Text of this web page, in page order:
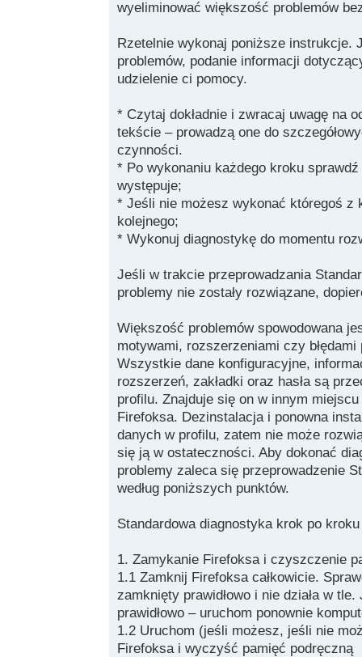
wyeliminować większość problemów
Rzetelnie wykonaj poniższe instrukcje.
problemów, podanie informacji
udzielenie ci pomocy.
* Czytaj dokładnie i zwracaj uwagę na
tekście – prowadzą one do
czynności.
* Po wykonaniu każdego kroku
występuje;
* Jeśli nie możesz wykonać któregoś z
kolejnego;
* Wykonuj diagnostykę do momentu
Jeśli w trakcie przeprowadzania
problemy nie zostały rozwiązane,
Większość problemów spowodowana
motywami, rozszerzeniami czy
Wszystkie dane konfiguracyjne,
rozszerzeń, zakładki oraz hasła są
profilu. Znajduje się on w innym
Firefoksa. Dezinstalacja i ponowna
danych w profilu, zatem nie może
się ją w ostateczności. Aby dokonać
problemy zaleca się przeprowadzenie
według poniższych punktów.
Standardowa diagnostyka krok po kroku
1. Zamykanie Firefoksa i czyszczenie
1.1 Zamknij Firefoksa całkowicie.
zamknięty prawidłowo i nie działa w
prawidłowo – uruchom ponownie
1.2 Uruchom (jeśli możesz, jeśli nie
Firefoksa i wyczyść pamięć podręczną